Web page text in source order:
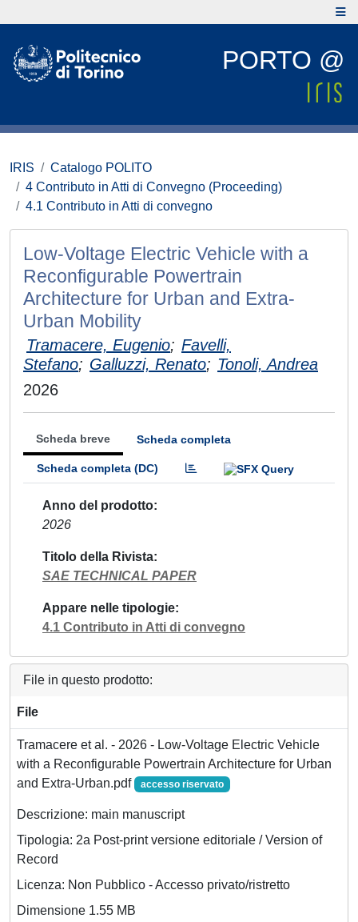
PORTO @
IRIS
Catalogo POLITO
4 Contributo in Atti di Convegno (Proceeding)
4.1 Contributo in Atti di convegno
Low-Voltage Electric Vehicle with a
Reconfigurable Powertrain
Architecture for Urban and Extra-
Urban Mobility
Tramacere, Eugenio; Favelli,
Stefano; Galluzzi, Renato; Tonoli, Andrea
2026
Scheda breve Scheda completa
Scheda completa (DC)
Anno del prodotto
2026
Titolo della Rivista
SAE TECHNICAL PAPER
Appare nelle tipologie
4.1 Contributo in Atti di convegno
File in questo prodotto:
File
Tramacere et al. - 2026 - Low-Voltage Electric Vehicle
with a Reconfigurable Powertrain Architecture for Urban
and Extra-Urban.pdf
accesso riservato
Descrizione: main manuscript
Tipologia: 2a Post-print versione editoriale / Version of
Record
Licenza: Non Pubblico - Accesso privato/ristretto
Dimensione 1.55 MB